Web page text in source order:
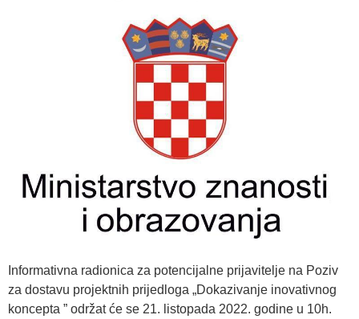
Informativna radionica za potencijalne prijavitelje na Poziv
za dostavu projektnih prijedloga „Dokazivanje inovativnog
koncepta ” održat će se 21. listopada 2022. godine u 10h.